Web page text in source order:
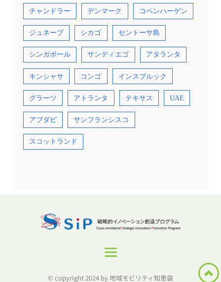
チャンドラー デンマーク コペンハーゲン
ジュネーブ シカゴ セントーサ島
シンガポール サンディエゴ アタランタ
キンシャサ コンゴ インスブルック
グラーツ アトランタ テキサス UAE
アブダビ サンフランシスコ
スコットランド
© copyright 2024 by 地域モビリティ知恵袋